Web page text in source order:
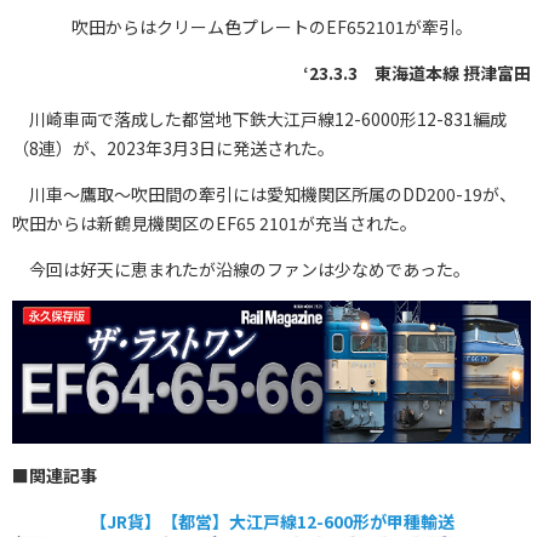
吹田からはクリーム色プレートのEF652101が牽引。
‘23.3.3 東海道本線 摂津富田
川崎車両で落成した都営地下鉄大江戸線12-6000形12-831編成
（8連）が、2023年3月3日に発送された。
川車〜鷹取〜吹田間の牽引には愛知機関区所属のDD200-19が、
吹田からは新鶴見機関区のEF65 2101が充当された。
今回は好天に恵まれたが沿線のファンは少なめであった。
■関連記事
【JR貨】【都営】大江戸線12-600形が甲種輸送